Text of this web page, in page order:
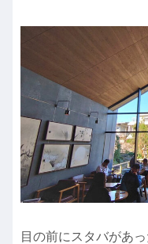
目の前にスタバがあ